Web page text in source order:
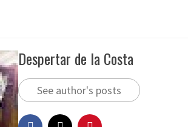
Despertar de la Costa
See author's posts